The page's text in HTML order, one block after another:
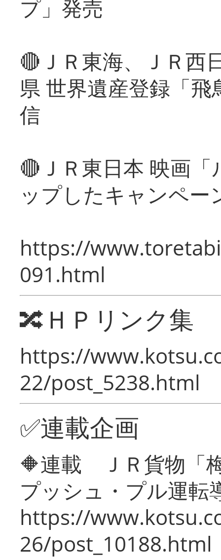
プ」発売
🔴ＪＲ東海、ＪＲ西
県 世界遺産登録「
信
🔴ＪＲ東日本 映画
ップしたキャンペー
https://
091.html
🔀ＨＰリンク集
https://
22/post_5238.html
✅連載企画
🔶連載 ＪＲ貨物「
プッシュ・プル運転
https://
26/post_10188.html